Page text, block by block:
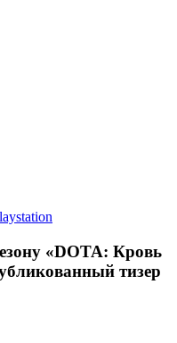
«DOTA: Кровь
тизер